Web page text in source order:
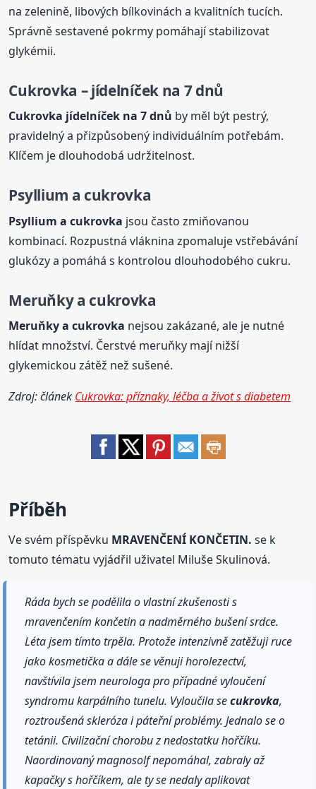
na zelenině, libových bílkovinách a kvalitních tucích.
Správně sestavené pokrmy pomáhají stabilizovat
glykémii.
Cukrovka – jídelníček na 7 dnů
Cukrovka jídelníček na 7 dnů by měl být pestrý,
pravidelný a přizpůsobený individuálním potřebám.
Klíčem je dlouhodobá udržitelnost.
Psyllium a cukrovka
Psyllium acukrovka jsou často zmiňovanou
kombinací. Rozpustná vláknina zpomaluje vstřebávání
glukózy a pomáhá s kontrolou dlouhodobého cukru.
Meruňky a cukrovka
Meruňky acukrovka nejsou zakázané, ale je nutné
hlídat množství. Čerstvé meruňky mají nižší
glykemickou zátěž než sušené.
Zdroj: článek Cukrovka: příznaky, léčba a život s diabetem
Příběh
Ve svém příspěvku MRAVENČENÍ KONČETIN. se k
tomuto tématu vyjádřil uživatel Miluše Skulinová.
Ráda bych se podělila o vlastní zkušenosti s
mravenčením končetin a nadměrného bušení srdce.
Léta jsem tímto trpěla. Protože intenzivně zatěžuji ruce
jako kosmetička a dále se věnuji horolezectví,
navštívila jsem neurologa pro případné vyloučení
syndromu karpálního tunelu. Vyloučila secukrovka,
roztroušená skleróza i páteřní problémy. Jednalo se o
tetánii. Civilizační chorobu z nedostatku hořčíku.
Naordinovaný magnosolf nepomáhal, zabraly až
kapačky s hořčíkem, ale ty se nedaly aplikovat